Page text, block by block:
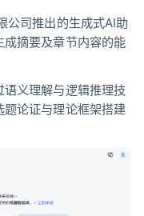
公司推出的生成式AI助
摘要及章节内容的能
义理解与逻辑推理技
论证与理论框架搭建